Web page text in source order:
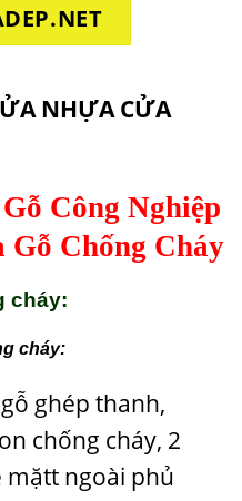
NHỰA CỬA
Công Nghiệp
Gỗ Chống Cháy
cháy:
cháy:
ghép thanh,
chống cháy, 2
ngoài phủ